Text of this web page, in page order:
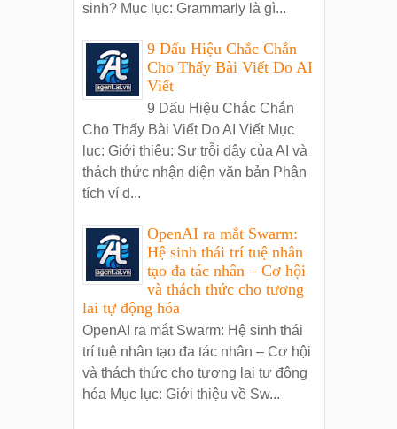
sinh? Mục lục: Grammarly là gì...
9 Dấu Hiệu Chắc Chắn
Cho Thấy Bài Viết Do AI
Viết
9 Dấu Hiệu Chắc Chắn
Cho Thấy Bài Viết Do AI Viết Mục
lục: Giới thiệu: Sự trỗi dậy của AI và
thách thức nhận diện văn bản Phân
tích ví d...
OpenAI ra mắt Swarm:
Hệ sinh thái trí tuệ nhân
tạo đa tác nhân – Cơ hội
và thách thức cho tương
lai tự động hóa
OpenAI ra mắt Swarm: Hệ sinh thái
trí tuệ nhân tạo đa tác nhân – Cơ hội
và thách thức cho tương lai tự động
hóa Mục lục: Giới thiệu về Sw...